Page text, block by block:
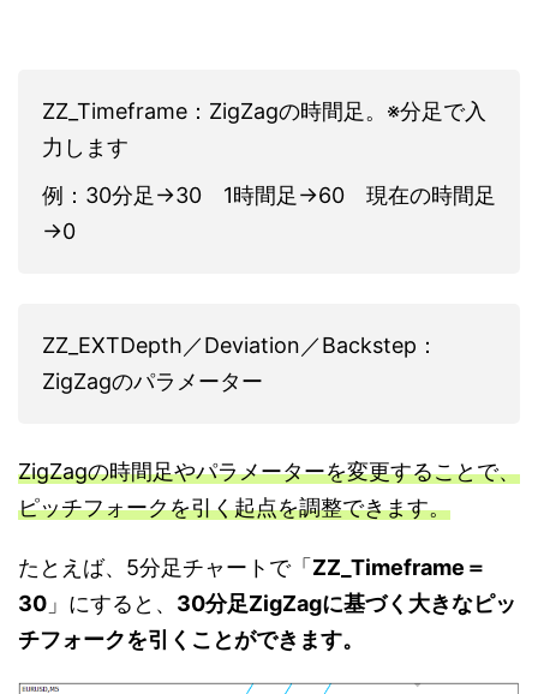
ZZ_Timeframe：ZigZagの時間足。※分足で入
力します
例：30分足→30 1時間足→60 現在の時間足
→0
ZZ_EXTDepth／Deviation／Backstep：
ZigZagのパラメーター
ZigZagの時間足やパラメーターを変更することで、
ピッチフォークを引く起点を調整できます。
たとえば、5分足チャートで「ZZ_Timeframe＝
30 」にすると、 30分足ZigZagに基づく大きなピッ
チフォークを引くことができます。